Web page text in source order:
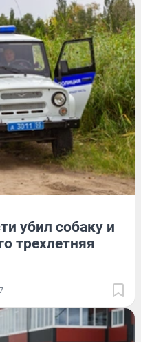
убил собаку и
трехлетняя